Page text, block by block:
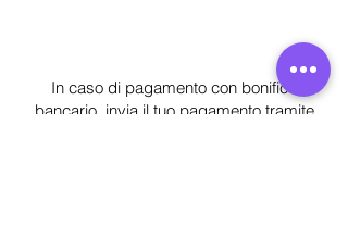
In caso di pagamento con bonifico
bancario, invia il tuo pagamento tramite